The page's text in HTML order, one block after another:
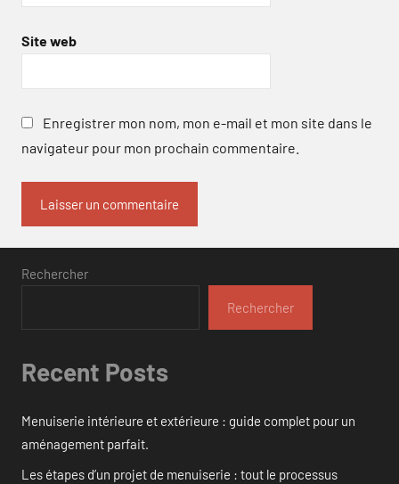
Site web
Enregistrer mon nom, mon e-mail et mon site dans le
navigateur pour mon prochain commentaire.
Rechercher
Rechercher
Recent Posts
Menuiserie intérieure et extérieure : guide complet pour un
aménagement parfait.
Les étapes d’un projet de menuiserie : tout le processus